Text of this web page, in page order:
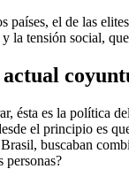
el de las
la tensión social,
ésta es la política
el principio es
buscaban
personas?